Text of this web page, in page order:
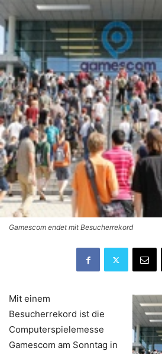
Gamescom endet mit Besucherrekord
Mit einem
Besucherrekord ist die
Computerspielemesse
Gamescom am Sonntag in